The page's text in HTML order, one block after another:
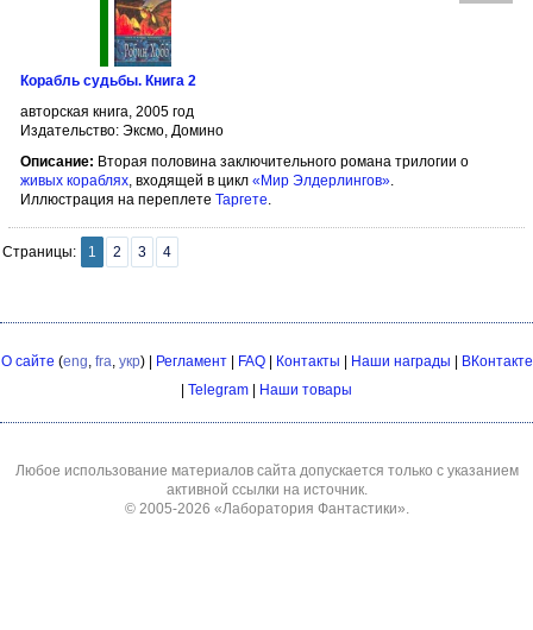
Корабль судьбы. Книга 2
авторская книга, 2005 год
Издательство: Эксмо, Домино
Описание: Вторая половина заключительного романа трилогии о
живых кораблях, входящей в цикл «Мир Элдерлингов».
Иллюстрация на переплете Таргете.
Страницы: 1 2 3 4
О сайте (eng, fra, укр) | Регламент| FAQ| Контакты Наши награды
ВКонтакте
Telegram Наши товары
Любое использование материалов сайта допускается только с указанием
активной ссылки на источник.
© 2005-2026 «Лаборатория Фантастики».